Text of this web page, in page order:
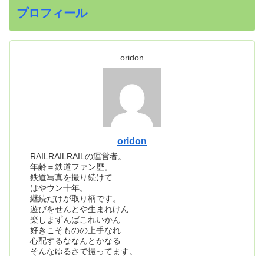
プロフィール
oridon
oridon
RAILRAILRAILの運営者。
年齢＝鉄道ファン歴。
鉄道写真を撮り続けて
はやウン十年。
継続だけが取り柄です。
遊びをせんとや生まれけん
楽しまずんばこれいかん
好きこそものの上手なれ
心配するななんとかなる
そんなゆるさで撮ってます。